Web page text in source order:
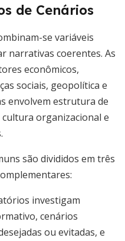
de Cenários
se variáveis
narrativas coerentes. As
econômicos,
sociais, geopolítica e
envolvem estrutura de
organizacional e
são divididos em três
investigam
cenários
ou evitadas, e